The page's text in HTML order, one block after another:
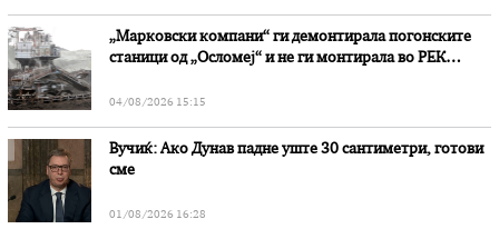
„Марковски компани“ ги демонтирала погонските
станици од „Осломеј“ и не ги монтирала во РЕК
04/08/2026 15:15
Вучиќ: Ако Дунав падне уште 30 сантиметри, готови
сме
01/08/2026 16:28